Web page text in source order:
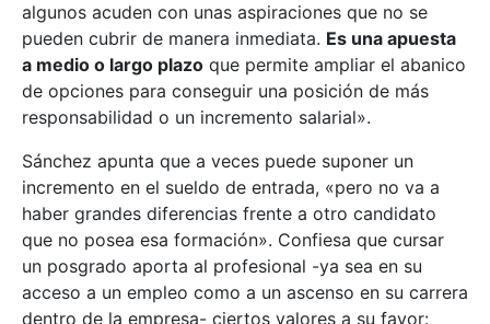
algunos acuden con unas aspiraciones que no se
pueden cubrir de manera inmediata. Es una apuesta
a medio o largo plazo que permite ampliar el abanico
de opciones para conseguir una posición de más
responsabilidad o un incremento salarial».
Sánchez apunta que a veces puede suponer un
incremento en el sueldo de entrada, «pero no va a
haber grandes diferencias frente a otro candidato
que no posea esa formación». Confiesa que cursar
un posgrado aporta al profesional -ya sea en su
acceso a un empleo como a un ascenso en su carrera
dentro de la empresa- ciertos valores a su favor: